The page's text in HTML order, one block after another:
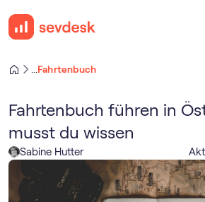
Fahrtenbuch
Fahrtenbuch führen in
musst du wissen
Sabine Hutter